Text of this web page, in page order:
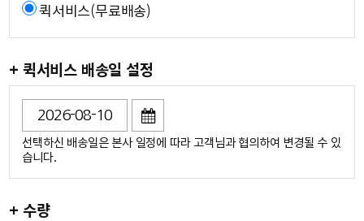
퀵서비스(무료배송)
+ 퀵서비스 배송일 설정
선택하신 배송일은 본사 일정에 따라 고객님과 협의하여 변경될 수 있
습니다.
+ 수량